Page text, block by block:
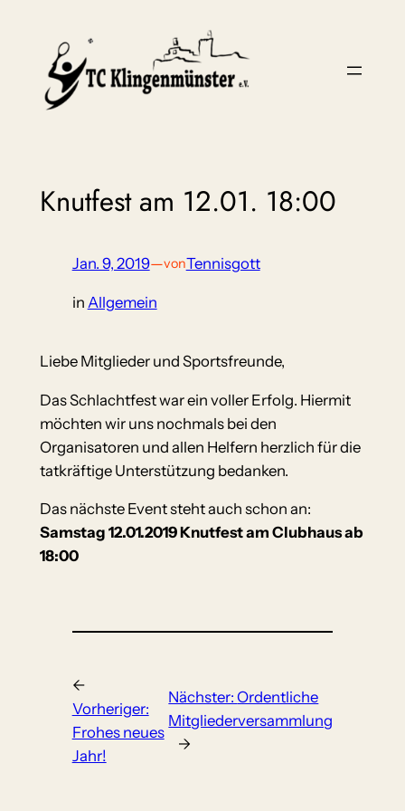
springen
Knutfest am 12.01. 18:00
Jan. 9, 2019—vonTennisgott
in Allgemein
Liebe Mitglieder und Sportsfreunde,
Das Schlachtfest war ein voller Erfolg. Hiermit
möchten wir uns nochmals bei den
Organisatoren und allen Helfern herzlich für die
tatkräftige Unterstützung bedanken.
Das nächste Event steht auch schon an:
Samstag 12.01.2019 Knutfest am Clubhaus ab
18:00
←
Vorheriger:
Frohes neues
Jahr!
Nächster:Ordentliche
Mitgliederversammlung
→